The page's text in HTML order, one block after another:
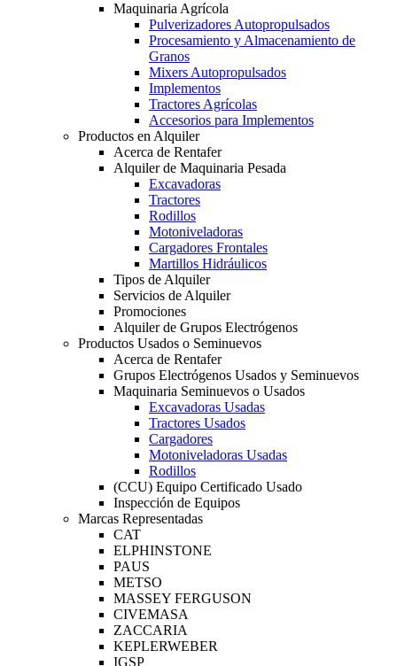
Maquinaria Agrícola
Pulverizadores Autopropulsados
Procesamiento y Almacenamiento de
Granos
Mixers Autopropulsados
Implementos
Tractores Agrícolas
Accesorios para Implementos
Productos en Alquiler
Acerca de Rentafer
Alquiler de Maquinaria Pesada
Excavadoras
Tractores
Rodillos
Motoniveladoras
Cargadores Frontales
Martillos Hidráulicos
Tipos de Alquiler
Servicios de Alquiler
Promociones
Alquiler de Grupos Electrógenos
Productos Usados o Seminuevos
Acerca de Rentafer
Grupos Electrógenos Usados y Seminuevos
Maquinaria Seminuevos o Usados
Excavadoras Usadas
Tractores Usados
Cargadores
Motoniveladoras Usadas
Rodillos
(CCU) Equipo Certificado Usado
Inspección de Equipos
Marcas Representadas
CAT
ELPHINSTONE
PAUS
METSO
MASSEY FERGUSON
CIVEMASA
ZACCARIA
KEPLERWEBER
IGSP